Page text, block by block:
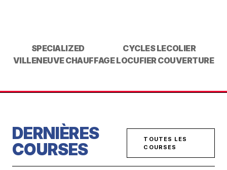
SPECIALIZED
CYCLES LECOLIER
VILLENEUVE CHAUFFAGELOCUFIER COUVERTURE
DERNIÈRES
COURSES
TOUTES LES
COURSES